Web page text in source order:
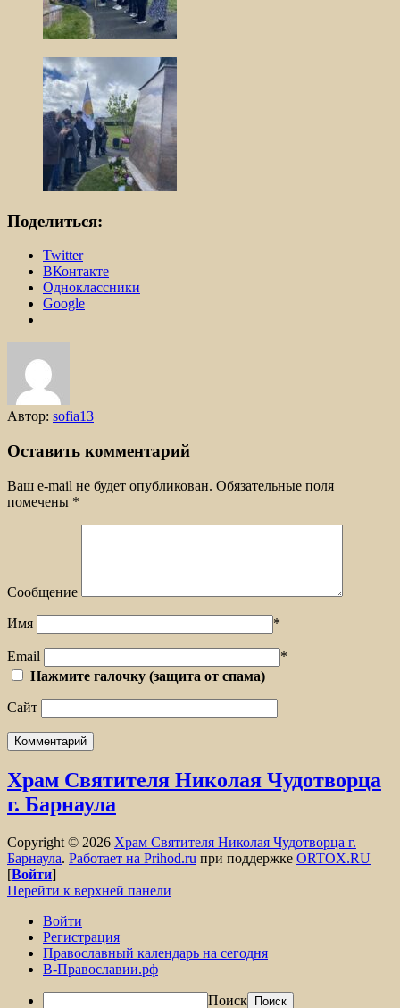
Поделиться:
Twitter
ВКонтакте
Одноклассники
Google
Автор: sofia13
Оставить комментарий
Ваш e-mail не будет опубликован. Обязательные поля
помечены *
Сообщение
Имя *
Email
*
Нажмите галочку (защита от спама)
Сайт
Храм Святителя Николая Чудотворца
г. Барнаула
Copyright © 2026 Храм Святителя Николая Чудотворца г.
Барнаула. Работает на Prihod.ru при поддержке ORTOX.RU
[Войти]
Перейти к верхней панели
Войти
Регистрация
Православный календарь на сегодня
В-Православии.рф
Поиск